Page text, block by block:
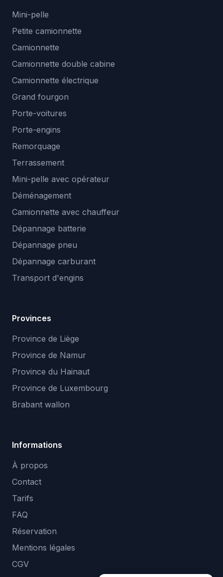
Mini-pelle
Petite camionnette
Camionnette
Camionnette double cabine
Camionnette électrique
Grand fourgon
Porte-voitures
Porte-engins
Remorquage
Terrassement
Mini-pelle avec opérateur
Déménagement
Camionnette avec chauffeur
Dépannage batterie
Dépannage pneu
Dépannage carburant
Transport d'engins
Provinces
Province de Liège
Province de Namur
Province du Hainaut
Province de Luxembourg
Brabant wallon
Informations
À propos
Contact
Tarifs
FAQ
Réservation
Mentions légales
CGV